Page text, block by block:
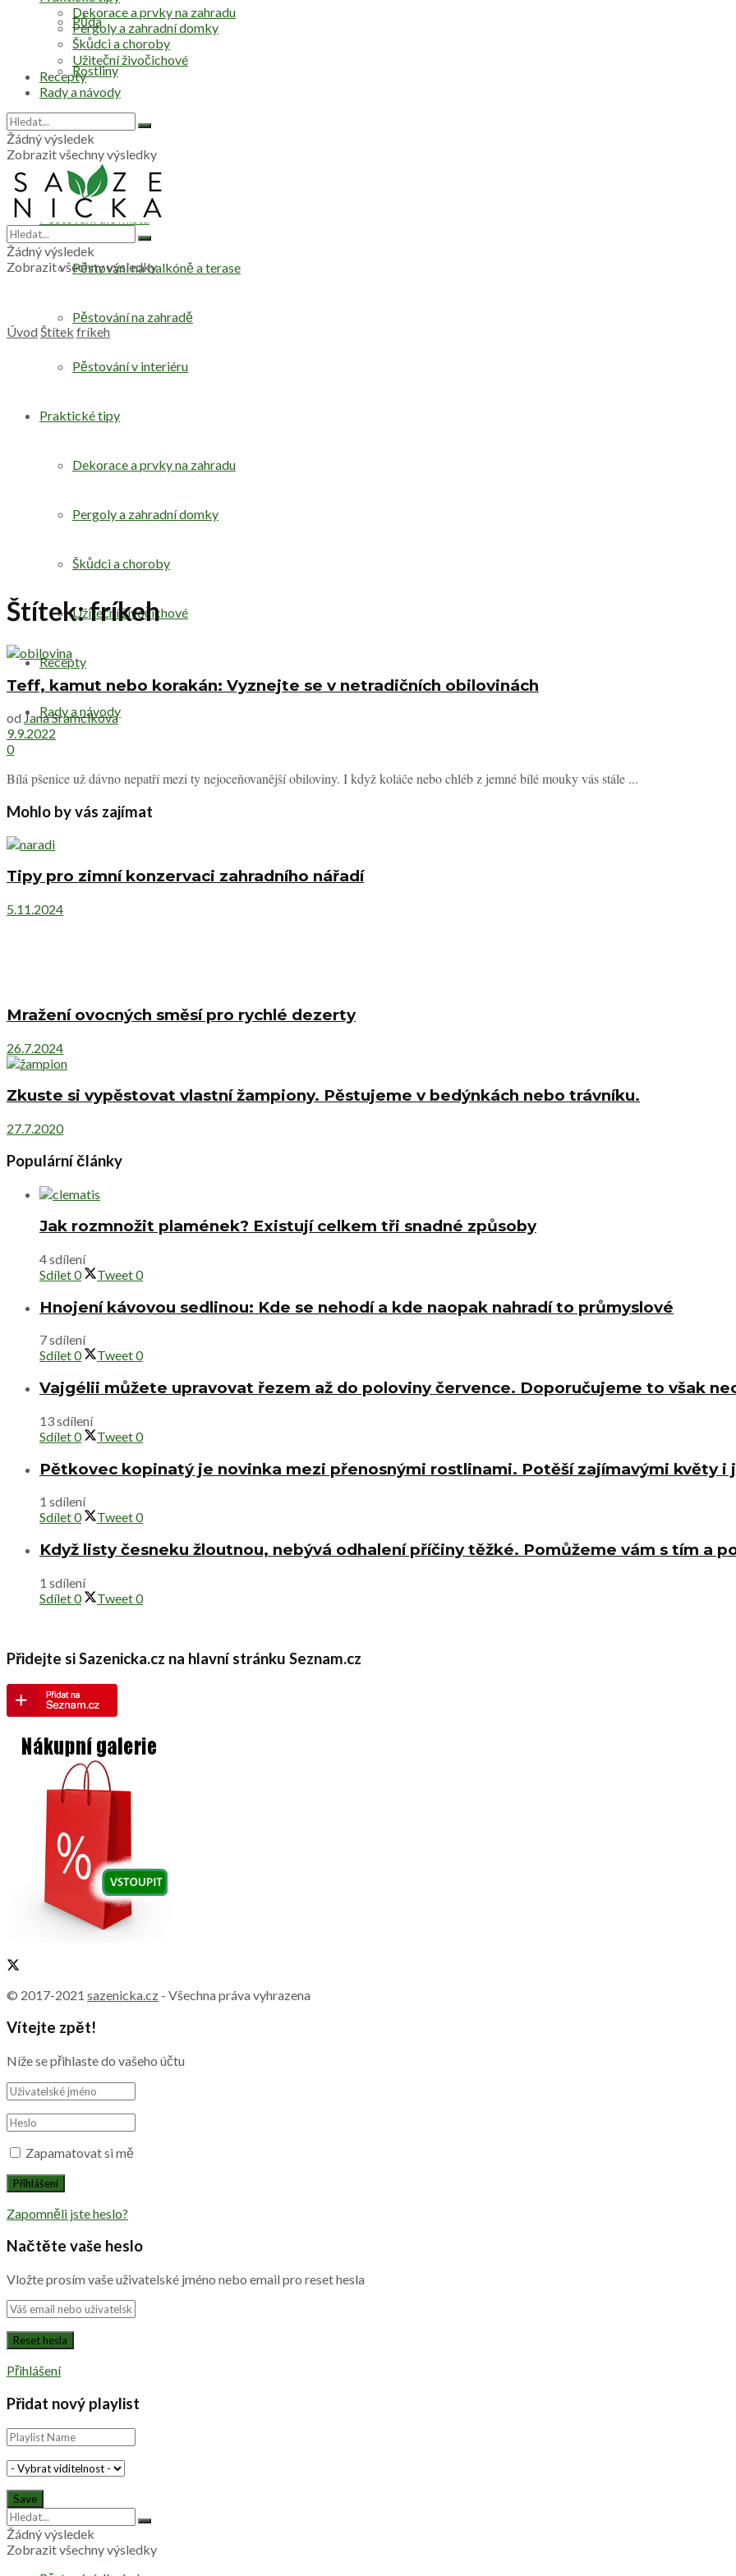
Půda
Rostliny
Zelenina
Pěstování dle místa
Pěstování na balkóně a terase
Pěstování na zahradě
Pěstování v interiéru
Praktické tipy
Dekorace a prvky na zahradu
Pergoly a zahradní domky
Škůdci a choroby
Užiteční živočichové
Recepty
Rady a návody
Dekorace a prvky na zahradu
Pergoly a zahradní domky
Škůdci a choroby
Užiteční živočichové
Recepty
Rady a návody
Žádný výsledek
Zobrazit všechny výsledky
Žádný výsledek
Zobrazit všechny výsledky
Úvod Štítek fríkeh
Štítek:fríkeh
Teff, kamut nebo korakán: Vyznejte se v netradičních obilovinách
od Jana Sramcikova
9.9.2022
0
Bílá pšenice už dávno nepatří mezi ty nejoceňovanější obiloviny. I když koláče nebo chléb z jemné bílé mouky vás stále ...
Mohlo by vás zajímat
Tipy pro zimní konzervaci zahradního nářadí
5.11.2024
Mražení ovocných směsí pro rychlé dezerty
26.7.2024
Zkuste si vypěstovat vlastní žampiony. Pěstujeme v bedýnkách nebo trávníku.
27.7.2020
Populární články
Jak rozmnožit plamének? Existují celkem tři snadné způsoby
4 sdílení
Sdílet0 Tweet0
Hnojení kávovou sedlinou: Kde se nehodí a kde naopak nahradí to průmyslové
7 sdílení
Sdílet0 Tweet0
Vajgélii můžete upravovat řezem až do poloviny července. Doporučujeme to však
13 sdílení
Sdílet0 Tweet0
Pětkovec kopinatý je novinka mezi přenosnými rostlinami. Potěší zajímavými květy i
1 sdílení
Sdílet0 Tweet0
Když listy česneku žloutnou, nebývá odhalení příčiny těžké. Pomůžeme vám s tím a
1 sdílení
Sdílet0 Tweet0
Přidejte si Sazenicka.cz na hlavní stránku Seznam.cz
© 2017-2021 sazenicka.cz - Všechna práva vyhrazena
Vítejte zpět!
Níže se přihlaste do vašeho účtu
Zapamatovat si mě
Zapomněli jste heslo?
Načtěte vaše heslo
Vložte prosím vaše uživatelské jméno nebo email pro reset hesla
Přihlášení
Přidat nový playlist
Žádný výsledek
Zobrazit všechny výsledky